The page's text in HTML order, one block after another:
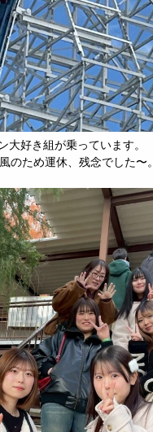
大好き組が乗っています。
のため運休、残念でした〜。